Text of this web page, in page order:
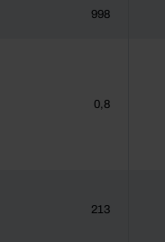
998
0,8
213